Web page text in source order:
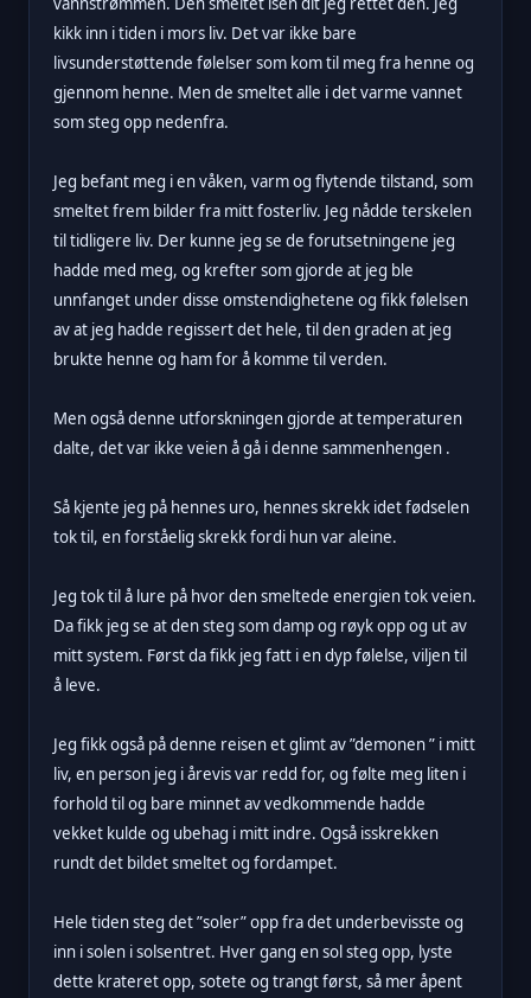
kikk inn i tiden i mors liv. Det var ikke bare
livsunderstøttende følelser som kom til meg fra henne og
gjennom henne. Men de smeltet alle i det varme vannet
som steg opp nedenfra.
Jeg befant meg i en våken, varm og flytende tilstand, som
smeltet frem bilder fra mitt fosterliv. Jeg nådde terskelen
til tidligere liv. Der kunne jeg se de forutsetningene jeg
hadde med meg, og krefter som gjorde at jeg ble
unnfanget under disse omstendighetene og fikk følelsen
av at jeg hadde regissert det hele, til den graden at jeg
brukte henne og ham for å komme til verden.
Men også denne utforskningen gjorde at temperaturen
dalte, det var ikke veien å gå i denne sammenhengen .
Så kjente jeg på hennes uro, hennes skrekk idet fødselen
tok til, en forståelig skrekk fordi hun var aleine.
Jeg tok til å lure på hvor den smeltede energien tok veien.
Da fikk jeg se at den steg som damp og røyk opp og ut av
mitt system. Først da fikk jeg fatt i en dyp følelse, viljen til
å leve.
Jeg fikk også på denne reisen et glimt av ”demonen ” i mitt
liv, en person jeg i årevis var redd for, og følte meg liten i
forhold til og bare minnet av vedkommende hadde
vekket kulde og ubehag i mitt indre. Også isskrekken
rundt det bildet smeltet og fordampet.
Hele tiden steg det ”soler” opp fra det underbevisste og
inn i solen i solsentret. Hver gang en sol steg opp, lyste
dette krateret opp, sotete og trangt først, så mer åpent